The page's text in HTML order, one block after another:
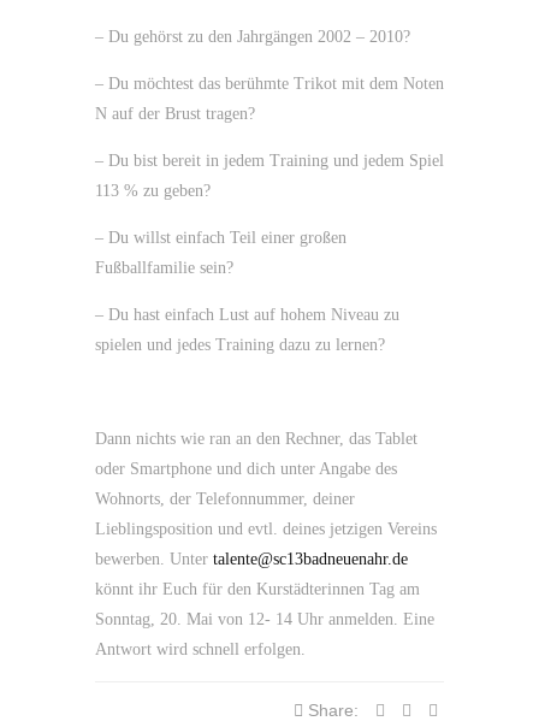
– Du gehörst zu den Jahrgängen 2002 – 2010?
– Du möchtest das berühmte Trikot mit dem Noten
N auf der Brust tragen?
– Du bist bereit in jedem Training und jedem Spiel
113 % zu geben?
– Du willst einfach Teil einer großen
Fußballfamilie sein?
– Du hast einfach Lust auf hohem Niveau zu
spielen und jedes Training dazu zu lernen?
Dann nichts wie ran an den Rechner, das Tablet
oder Smartphone und dich unter Angabe des
Wohnorts, der Telefonnummer, deiner
Lieblingsposition und evtl. deines jetzigen Vereins
bewerben. Unter talente@sc13badneuenahr.de
könnt ihr Euch für den Kurstädterinnen Tag am
Sonntag, 20. Mai von 12- 14 Uhr anmelden. Eine
Antwort wird schnell erfolgen.
Share: